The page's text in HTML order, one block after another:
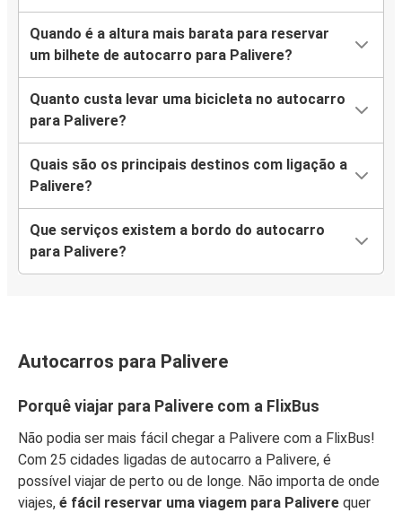
Quando é a altura mais barata para reservar
um bilhete de autocarro para Palivere?
Quanto custa levar uma bicicleta no autocarro
para Palivere?
Quais são os principais destinos com ligação a
Palivere?
Que serviços existem a bordo do autocarro
para Palivere?
Autocarros para Palivere
Porquê viajar para Palivere com a FlixBus
Não podia ser mais fácil chegar a Palivere com a FlixBus!
Com 25 cidades ligadas de autocarro a Palivere, é
possível viajar de perto ou de longe. Não importa de onde
viajes, é fácil reservar uma viagem para Palivere quer